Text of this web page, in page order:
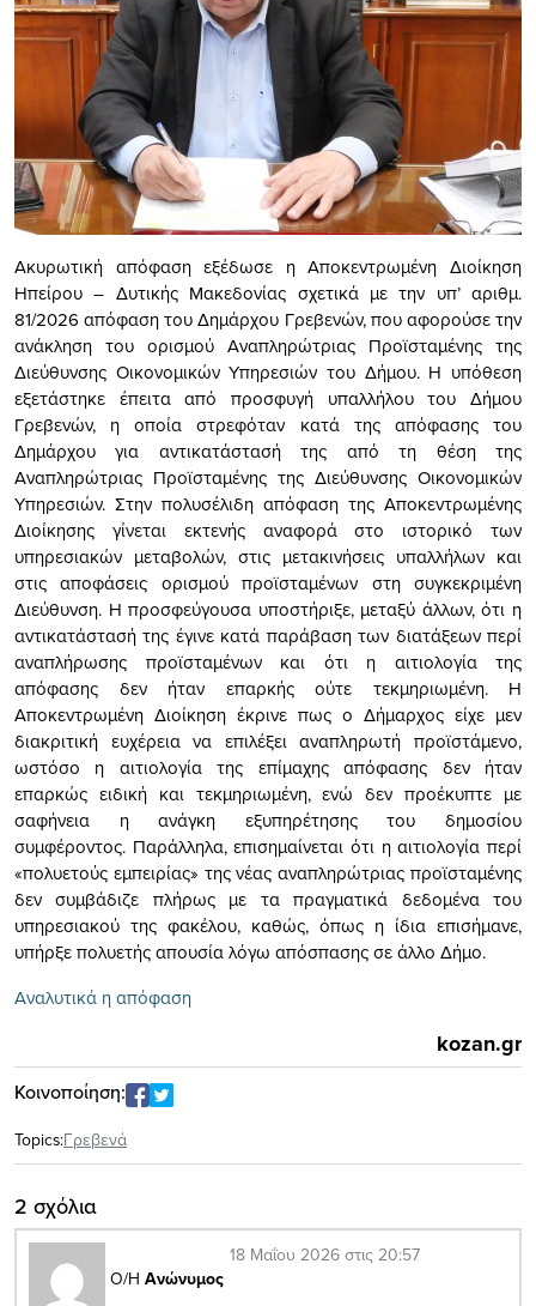
Ακυρωτική απόφαση εξέδωσε η Αποκεντρωμένη Διοίκηση
Ηπείρου – Δυτικής Μακεδονίας σχετικά με την υπ’ αριθμ.
81/2026 απόφαση του Δημάρχου Γρεβενών, που αφορούσε την
ανάκληση του ορισμού Αναπληρώτριας Προϊσταμένης της
Διεύθυνσης Οικονομικών Υπηρεσιών του Δήμου. Η υπόθεση
εξετάστηκε έπειτα από προσφυγή υπαλλήλου του Δήμου
Γρεβενών, η οποία στρεφόταν κατά της απόφασης του
Δημάρχου για αντικατάστασή της από τη θέση της
Αναπληρώτριας Προϊσταμένης της Διεύθυνσης Οικονομικών
Υπηρεσιών. Στην πολυσέλιδη απόφαση της Αποκεντρωμένης
Διοίκησης γίνεται εκτενής αναφορά στο ιστορικό των
υπηρεσιακών μεταβολών, στις μετακινήσεις υπαλλήλων και
στις αποφάσεις ορισμού προϊσταμένων στη συγκεκριμένη
Διεύθυνση. Η προσφεύγουσα υποστήριξε, μεταξύ άλλων, ότι η
αντικατάστασή της έγινε κατά παράβαση των διατάξεων περί
αναπλήρωσης προϊσταμένων και ότι η αιτιολογία της
απόφασης δεν ήταν επαρκής ούτε τεκμηριωμένη. Η
Αποκεντρωμένη Διοίκηση έκρινε πως ο Δήμαρχος είχε μεν
διακριτική ευχέρεια να επιλέξει αναπληρωτή προϊστάμενο,
ωστόσο η αιτιολογία της επίμαχης απόφασης δεν ήταν
επαρκώς ειδική και τεκμηριωμένη, ενώ δεν προέκυπτε με
σαφήνεια η ανάγκη εξυπηρέτησης του δημοσίου
συμφέροντος. Παράλληλα, επισημαίνεται ότι η αιτιολογία περί
«πολυετούς εμπειρίας» της νέας αναπληρώτριας προϊσταμένης
δεν συμβάδιζε πλήρως με τα πραγματικά δεδομένα του
υπηρεσιακού της φακέλου, καθώς, όπως η ίδια επισήμανε,
υπήρξε πολυετής απουσία λόγω απόσπασης σε άλλο Δήμο.
Aναλυτικά η απόφαση
kozan.gr
Κοινοποίηση:
Topics:Γρεβενά
2 σχόλια
Ο/Η Ανώνυμος
18 Μαΐου 2026 στις 20:57